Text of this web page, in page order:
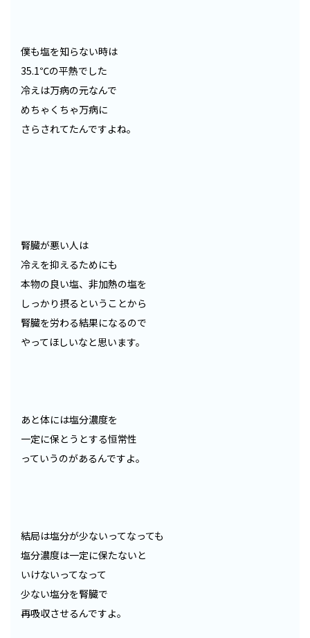
僕も塩を知らない時は
35.1℃の平熱でした
冷えは万病の元なんで
めちゃくちゃ万病に
さらされてたんですよね。
腎臓が悪い人は
冷えを抑えるためにも
本物の良い塩、非加熱の塩を
しっかり摂るということから
腎臓を労わる結果になるので
やってほしいなと思います。
あと体には塩分濃度を
一定に保とうとする恒常性
っていうのがあるんですよ。
結局は塩分が少ないってなっても
塩分濃度は一定に保たないと
いけないってなって
少ない塩分を腎臓で
再吸収させるんですよ。